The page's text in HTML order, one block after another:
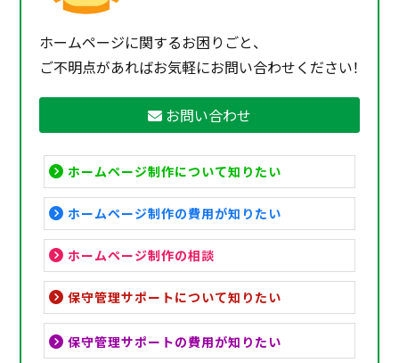
ホームページに関するお困りごと、
ご不明点があればお気軽にお問い合わせください！
お問い合わせ
ホームページ制作について知りたい
ホームページ制作の費用が知りたい
ホームページ制作の相談
保守管理サポートについて知りたい
保守管理サポートの費用が知りたい